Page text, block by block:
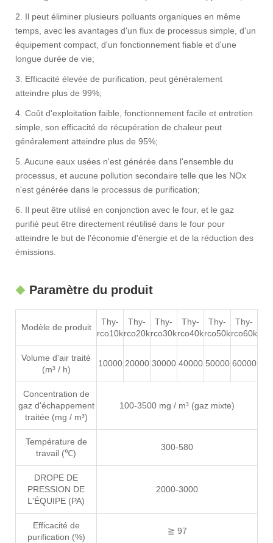
2. Il peut éliminer plusieurs polluants organiques en même
temps, avec les avantages d'un flux de processus simple, d'un
équipement compact, d'un fonctionnement fiable et d'une
longue durée de vie;
3. Efficacité élevée de purification, peut généralement
atteindre plus de 99%;
4. Coût d'exploitation faible, fonctionnement facile et entretien
simple, son efficacité de récupération de chaleur peut
généralement atteindre plus de 95%;
5. Aucune eaux usées n'est générée dans l'ensemble du
processus, et aucune pollution secondaire telle que les NOx
n'est générée dans le processus de purification;
6. Il peut être utilisé en conjonction avec le four, et le gaz
purifié peut être directement réutilisé dans le four pour
atteindre le but de l'économie d'énergie et de la réduction des
émissions.
Paramètre du produit
Modèle de produit
Thy-
rco10k
Thy-
rco20k
Thy-
rco30k
Thy-
rco40k
Thy-
rco50k
Thy-
rco60k
Volume d'air traité
(m³ / h)
10000 20000 30000 40000 50000 60000
Concentration de
gaz d'échappement
traitée (mg / m³)
100-3500 mg / m³ (gaz mixte)
Température de
travail (℃)
300-580
DROPE DE
PRESSION DE
L'ÉQUIPE (PA)
2000-3000
Efficacité de
purification (%)
≧ 97